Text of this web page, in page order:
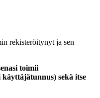
rekisteröitynyt ja sen
toimii
käyttäjätunnus) sekä itse